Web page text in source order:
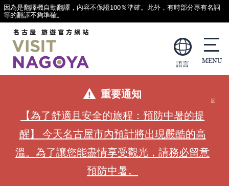
因為是翻譯機自動翻譯，內容不保證100％準確。此外，有時部分專有名詞
等的翻譯不夠準確。
語言
重要通知
【為了舒適且安全的旅程：預防中暑的提
醒】 今天名古屋市內預計將出現嚴酷的高
溫。為了讓您能盡情享受觀光，請務必留意
預防中暑。